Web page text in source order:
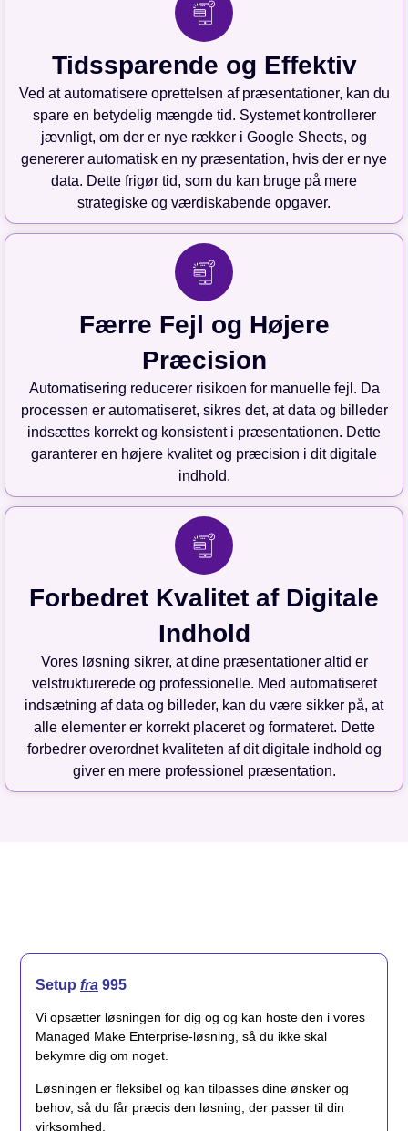
Tidssparende og Effektiv
Ved at automatisere oprettelsen af præsentationer, kan du
spare en betydelig mængde tid. Systemet kontrollerer
jævnligt, om der er nye rækker i Google Sheets, og
genererer automatisk en ny præsentation, hvis der er nye
data. Dette frigør tid, som du kan bruge på mere
strategiske og værdiskabende opgaver.
Færre Fejl og Højere
Præcision
Automatisering reducerer risikoen for manuelle fejl. Da
processen er automatiseret, sikres det, at data og billeder
indsættes korrekt og konsistent i præsentationen. Dette
garanterer en højere kvalitet og præcision i dit digitale
indhold.
Forbedret Kvalitet af Digitale
Indhold
Vores løsning sikrer, at dine præsentationer altid er
velstrukturerede og professionelle. Med automatiseret
indsætning af data og billeder, kan du være sikker på, at
alle elementer er korrekt placeret og formateret. Dette
forbedrer overordnet kvaliteten af dit digitale indhold og
giver en mere professionel præsentation.
Setup fra 995
Vi opsætter løsningen for dig og og kan hoste den i vores
Managed Make Enterprise-løsning, så du ikke skal
bekymre dig om noget.
Løsningen er fleksibel og kan tilpasses dine ønsker og
behov, så du får præcis den løsning, der passer til din
virksomhed.